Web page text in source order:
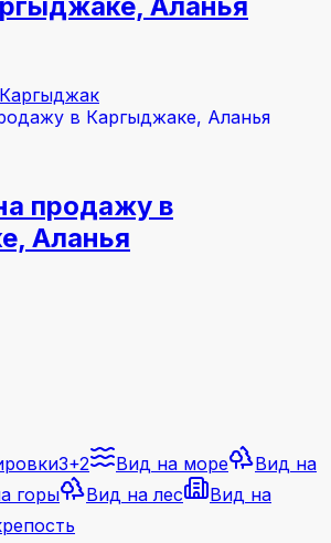
Каргыджак
продажу в
Аланья
3+2 Вид на море
Вид на
горы Вид на лес
Вид на